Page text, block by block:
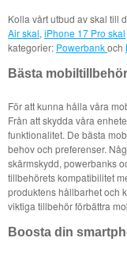
Kolla vårt utbud av skal till
Air skal, iPhone 17 Pro skal
kategorier: Powerbankoch
Bästa mobiltillbehör
För att kunna hålla våra
Från att skydda våra
funktionalitet. De bästa
behov och preferenser.
skärmskydd, powerbanks
tillbehörets kompatibilitet
produktens hållbarhet och
viktiga tillbehör förbättra
Boosta din